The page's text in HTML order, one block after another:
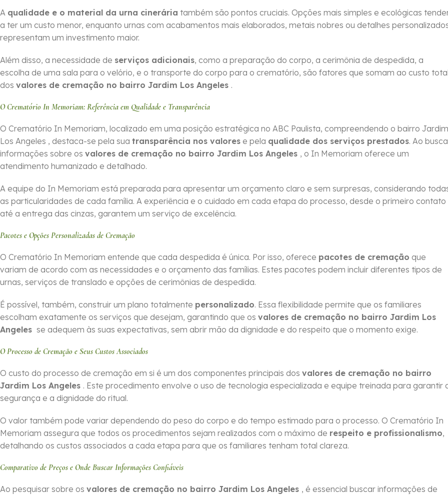
A qualidade e o material da urna cinerária também são pontos cruciais. Opções mais simples e ecológicas
a ter um custo menor, enquanto urnas com acabamentos mais elaborados, metais nobres ou detalhes
representam um investimento maior.
Além disso, a necessidade de serviços adicionais, como a preparação do corpo, a cerimônia de despedida, a
escolha de uma sala para o velório, e o transporte do corpo para o crematório, são fatores que somam ao custo
dos valores de cremação no bairro Jardim Los Angeles .
O Crematório In Memoriam: Referência em Qualidade e Transparência
O Crematório In Memoriam, localizado em uma posição estratégica no ABC Paulista, compreendendo o bairro Jardim
Los Angeles , destaca-se pela sua transparência nos valores e pela qualidade dos serviços prestados. Ao
informações sobre os valores de cremação no bairro Jardim Los Angeles , o In Memoriam oferece um
atendimento humanizado e detalhado.
A equipe do In Memoriam está preparada para apresentar um orçamento claro e sem surpresas, considerando
as particularidades de cada família. A experiência e o cuidado em cada etapa do processo, desde o primeiro contato
até a entrega das cinzas, garantem um serviço de excelência.
Pacotes e Opções Personalizadas de Cremação
O Crematório In Memoriam entende que cada despedida é única. Por isso, oferece pacotes de cremação que
variam de acordo com as necessidades e o orçamento das famílias. Estes pacotes podem incluir diferentes tipos de
urnas, serviços de translado e opções de cerimônias de despedida.
É possível, também, construir um plano totalmente personalizado. Essa flexibilidade permite que os familiares
escolham exatamente os serviços que desejam, garantindo que os valores de cremação no bairro Jardim Los
Angeles se adequem às suas expectativas, sem abrir mão da dignidade e do respeito que o momento exige.
O Processo de Cremação e Seus Custos Associados
O custo do processo de cremação em si é um dos componentes principais dos valores de cremação no bairro
Jardim Los Angeles . Este procedimento envolve o uso de tecnologia especializada e equipe treinada para garantir
segurança e a dignidade do ritual.
O valor também pode variar dependendo do peso do corpo e do tempo estimado para o processo. O Crematório In
Memoriam assegura que todos os procedimentos sejam realizados com o máximo de respeito e profissionalismo,
detalhando os custos associados a cada etapa para que os familiares tenham total clareza.
Comparativo de Preços e Onde Buscar Informações Confiáveis
Ao pesquisar sobre os valores de cremação no bairro Jardim Los Angeles , é essencial buscar informações de